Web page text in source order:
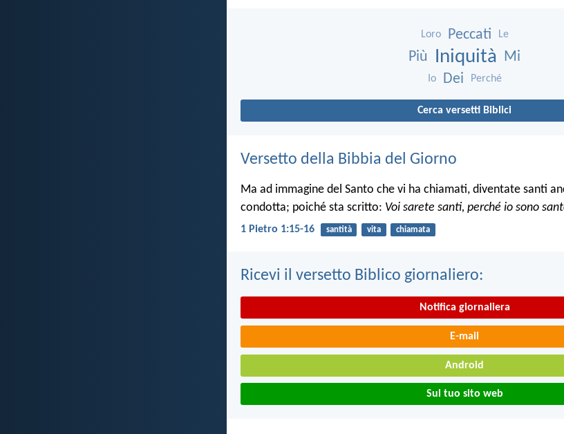
Loro Peccati Le
Più Iniquità Mi
Io Dei Perché
Cerca versetti Biblici
Versetto della Bibbia del Giorno
Ma ad immagine del Santo che vi ha chiamati, diventate santi
condotta; poiché sta scritto: Voi sarete santi, perché io sono
1 Pietro 1:15-16 santità vita chiamata
Ricevi il versetto Biblico giornaliero:
Notifica giornaliera
E-mail
Android
Sul tuo sito web